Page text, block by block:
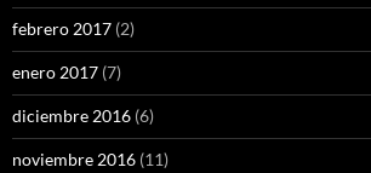
febrero 2017 (2)
enero 2017 (7)
diciembre 2016 (6)
noviembre 2016 (11)